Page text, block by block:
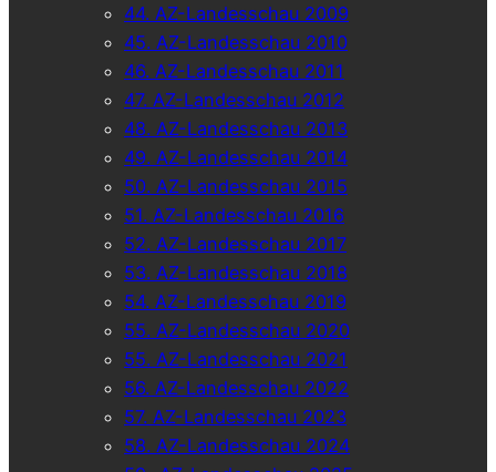
44. AZ-Landesschau 2009
45. AZ-Landesschau 2010
46. AZ-Landesschau 2011
47. AZ-Landesschau 2012
48. AZ-Landesschau 2013
49. AZ-Landesschau 2014
50. AZ-Landesschau 2015
51. AZ-Landesschau 2016
52. AZ-Landesschau 2017
53. AZ-Landesschau 2018
54. AZ-Landesschau 2019
55. AZ-Landesschau 2020
55. AZ-Landesschau 2021
56. AZ-Landesschau 2022
57. AZ-Landesschau 2023
58. AZ-Landesschau 2024